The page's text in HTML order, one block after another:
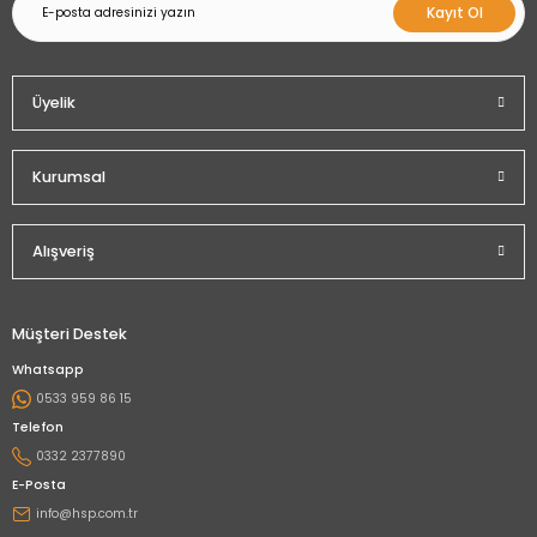
Kayıt Ol
Üyelik
Kurumsal
Alışveriş
Müşteri Destek
Whatsapp
0533 959 86 15
Telefon
0332 2377890
E-Posta
info@hsp.com.tr